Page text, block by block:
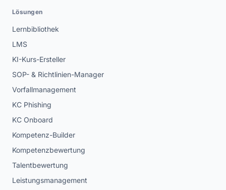
Lösungen
Lernbibliothek
LMS
KI-Kurs-Ersteller
SOP- & Richtlinien-Manager
Vorfallmanagement
KC Phishing
KC Onboard
Kompetenz-Builder
Kompetenzbewertung
Talentbewertung
Leistungsmanagement